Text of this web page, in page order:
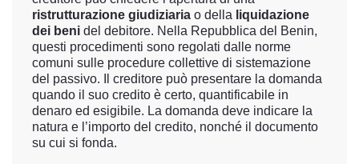
ristrutturazione giudiziaria o della liquidazione
dei beni del debitore. Nella Repubblica del Benin,
questi procedimenti sono regolati dalle norme
comuni sulle procedure collettive di sistemazione
del passivo. Il creditore può presentare la domanda
quando il suo credito è certo, quantificabile in
denaro ed esigibile. La domanda deve indicare la
natura e l’importo del credito, nonché il documento
su cui si fonda.